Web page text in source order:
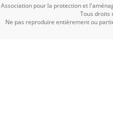
Association pour la protection et
Tous droits
Ne pas reproduire entièrement ou